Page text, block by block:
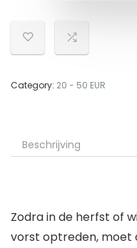
Category: 20 - 50 EUR
Beschrijving
Zodra in de herfst of
vorst optreden, moet